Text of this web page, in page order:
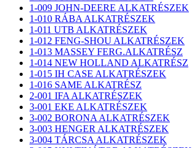
1-009 JOHN-DEERE ALKATRÉSZEK
1-010 RÁBA ALKATRÉSZEK
1-011 UTB ALKATRÉSZEK
1-012 FENG-SHOU ALKATRÉSZEK
1-013 MASSEY FERG.ALKATRÉSZ
1-014 NEW HOLLAND ALKATRÉSZ
1-015 IH CASE ALKATRÉSZEK
1-016 SAME ALKATRÉSZ
2-001 IFA ALKATRÉSZEK
3-001 EKE ALKATRÉSZEK
3-002 BORONA ALKATRÉSZEK
3-003 HENGER ALKATRÉSZEK
3-004 TÁRCSA ALKATRÉSZEK